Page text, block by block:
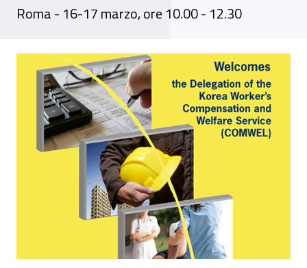
Roma - 16-17 marzo, ore 10.00 - 12.30
Visita di studio dell'Istituto di